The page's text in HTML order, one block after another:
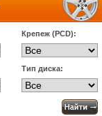
Крепеж (PCD):
Тип диска: